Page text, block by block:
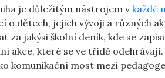
je ‍důležitým ​nástrojem vkaždé
o dětech, jejich ‌vývoji a různých
za jakýsi⁢ školní ⁢deník, ‌kde⁤ se
⁤akce, které se ve‍ třídě
komunikační⁢ most mezi⁣